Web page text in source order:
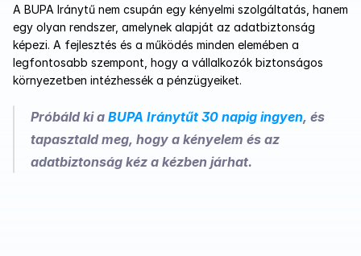
A BUPA Iránytű nem csupán egy kényelmi szolgáltatás, hanem
egy olyan rendszer, amelynek alapját az adatbiztonság
képezi. A fejlesztés és a működés minden elemében a
legfontosabb szempont, hogy a vállalkozók biztonságos
környezetben intézhessék a pénzügyeiket.
Próbáld ki a BUPA Iránytűt 30 napig ingyen, és
tapasztald meg, hogy a kényelem és az
adatbiztonság kéz a kézben járhat.